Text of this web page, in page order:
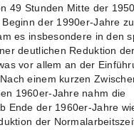
49 Stunden Mitte der
der 1990er-Jahre
es insbesondere in den
deutlichen Reduktion der
vor allem an der
einem kurzen
1960er-Jahre nahm die
Ende der 1960er-Jahre
der